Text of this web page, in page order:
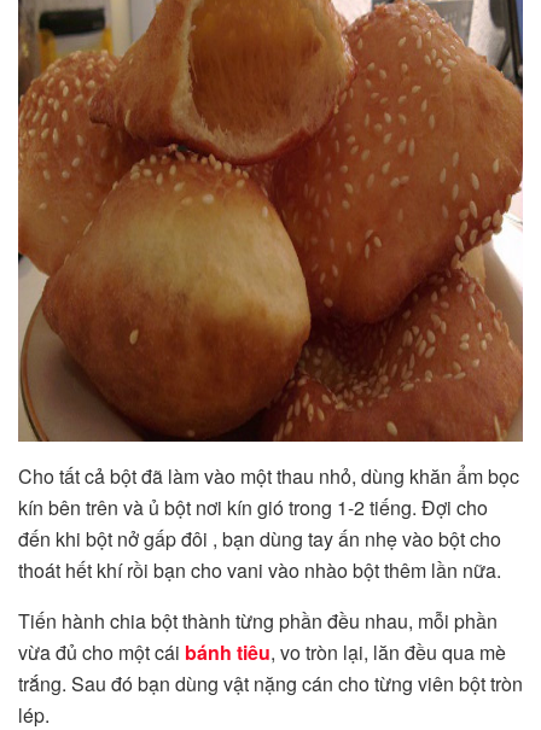
Cho tất cả bột đã làm vào một thau nhỏ, dùng khăn ẩm bọc
kín bên trên và ủ bột nơi kín gió trong 1-2 tiếng. Đợi cho
đến khi bột nở gấp đôi , bạn dùng tay ấn nhẹ vào bột cho
thoát hết khí rồi bạn cho vani vào nhào bột thêm lần nữa.
Tiến hành chia bột thành từng phần đều nhau, mỗi phần
vừa đủ cho một cái bánh tiêu, vo tròn lại, lăn đều qua mè
trắng. Sau đó bạn dùng vật nặng cán cho từng viên bột tròn
lép.